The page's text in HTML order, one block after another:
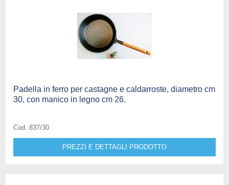
Padella in ferro per castagne e caldarroste, diametro cm
30, con manico in legno cm 26.
Cod. 837/30
PREZZI E DETTAGLI PRODOTTO